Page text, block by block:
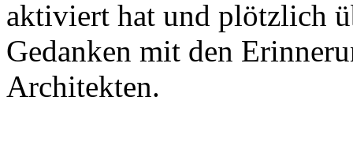
aktiviert hat und plötzlich
Gedanken mit den
Architekten.